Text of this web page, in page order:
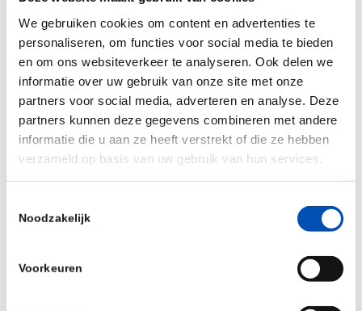
We gebruiken cookies om content en advertenties te
personaliseren, om functies voor social media te bieden
en om ons websiteverkeer te analyseren. Ook delen we
informatie over uw gebruik van onze site met onze
partners voor social media, adverteren en analyse. Deze
partners kunnen deze gegevens combineren met andere
informatie die u aan ze heeft verstrekt of die ze hebben
verzameld op basis van uw gebruik van hun services.
Noodzakelijk
Voorkeuren
https://www.uwv.nl/particulieren/eigen-
bedrijf-starten/starten-vanuit-ww-
uitkering/ik-wil-eigen-bedrijf-
starten/detail/mogelijkheden-om-bedrijf-te-
starten-vanuit-ww
solutions/find-a-fund/